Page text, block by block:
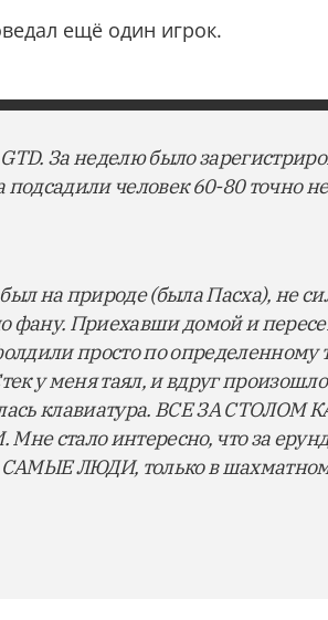
ещё один игрок.
За неделю было
подсадили человек 60-80 точно
на природе (была Пасха), не
фану. Приехавши домой и
просто по определенному
у меня таял, и вдруг
клавиатура. ВСЕ ЗА СТОЛОМ
интересно, что за
ЛЮДИ, только в